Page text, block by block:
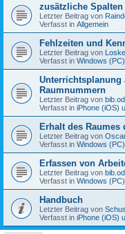
zusätzliche
Letzter Beitrag von
Verfasst in Allgemein
Fehlzeiten und
Letzter Beitrag von Loske
Verfasst in Windows
Unterrichtsplanung
Raumnummern
Letzter Beitrag von
Verfasst in iPhone (iOS)
Erhalt des Raumes
Letzter Beitrag von
Verfasst in Windows
Erfassen von
Letzter Beitrag von
Verfasst in Windows
Handbuch
Letzter Beitrag von
Verfasst in iPhone (iOS)